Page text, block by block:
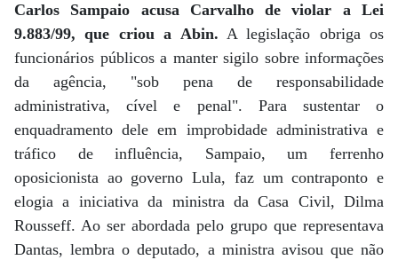
Carlos Sampaio acusa Carvalho de violar a Lei
9.883/99, que criou a Abin. A legislação obriga os
funcionários públicos a manter sigilo sobre informações
da agência, "sob pena de responsabilidade
administrativa, cível e penal". Para sustentar o
enquadramento dele em improbidade administrativa e
tráfico de influência, Sampaio, um ferrenho
oposicionista ao governo Lula, faz um contraponto e
elogia a iniciativa da ministra da Casa Civil, Dilma
Rousseff. Ao ser abordada pelo grupo que representava
Dantas, lembra o deputado, a ministra avisou que não